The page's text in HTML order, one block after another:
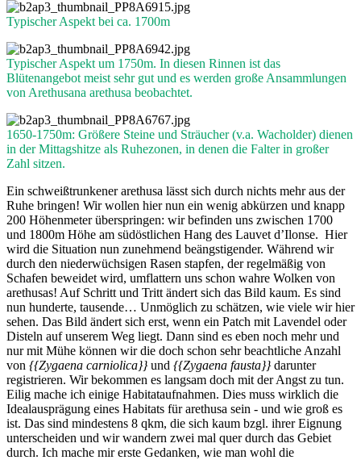
Typischer Aspekt bei ca. 1700m
Typischer Aspekt um 1750m. In diesen Rinnen ist das
Blütenangebot meist sehr gut und es werden große Ansammlungen
von Arethusana arethusa beobachtet.
1650-1750m: Größere Steine und Sträucher (v.a. Wacholder) dienen
in der Mittagshitze als Ruhezonen, in denen die Falter in großer
Zahl sitzen.
Ein schweißtrunkener arethusa lässt sich durch nichts mehr aus der
Ruhe bringen! Wir wollen hier nun ein wenig abkürzen und knapp
200 Höhenmeter überspringen: wir befinden uns zwischen 1700
und 1800m Höhe am südöstlichen Hang des Lauvet d’Ilonse. Hier
wird die Situation nun zunehmend beängstigender. Während wir
durch den niederwüchsigen Rasen stapfen, der regelmäßig von
Schafen beweidet wird, umflattern uns schon wahre Wolken von
arethusas! Auf Schritt und Tritt ändert sich das Bild kaum. Es sind
nun hunderte, tausende… Unmöglich zu schätzen, wie viele wir hier
sehen. Das Bild ändert sich erst, wenn ein Patch mit Lavendel oder
Disteln auf unserem Weg liegt. Dann sind es eben noch mehr und
nur mit Mühe können wir die doch schon sehr beachtliche Anzahl
von {{Zygaena carniolica}}und {{Zygaena fausta}}darunter
registrieren. Wir bekommen es langsam doch mit der Angst zu tun.
Eilig mache ich einige Habitataufnahmen. Dies muss wirklich die
Idealausprägung eines Habitats für arethusa sein - und wie groß es
ist. Das sind mindestens 8 qkm, die sich kaum bzgl. ihrer Eignung
unterscheiden und wir wandern zwei mal quer durch das Gebiet
durch. Ich mache mir erste Gedanken, wie man wohl die